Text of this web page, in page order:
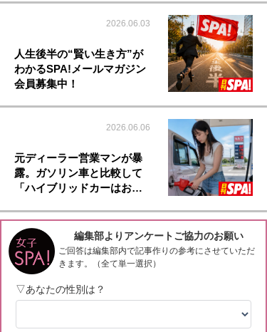
2026.06.03
人生後半の“賢い生き方”が
わかるSPA!メールマガジン
会員募集中！
2026.06.06
元ディーラー営業マンが暴
露。ガソリン車と比較して
「ハイブリッドカーはお…